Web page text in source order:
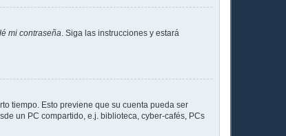
mi contraseña . Siga las instrucciones y estará
tiempo. Esto previene que su cuenta pueda ser
un PC compartido, e.j. biblioteca, cyber-cafés, PCs